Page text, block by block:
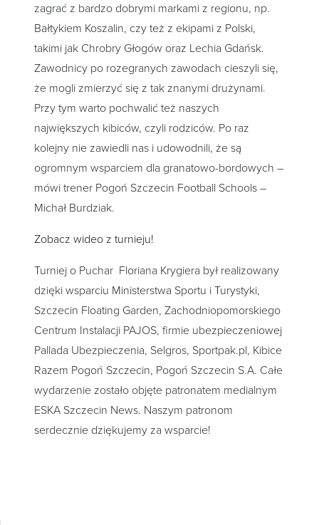
zagrać z bardzo dobrymi markami z regionu, np.
Bałtykiem Koszalin, czy też z ekipami z Polski,
takimi jak Chrobry Głogów oraz Lechia Gdańsk.
Zawodnicy po rozegranych zawodach cieszyli się,
że mogli zmierzyć się z tak znanymi drużynami.
Przy tym warto pochwalić też naszych
największych kibiców, czyli rodziców. Po raz
kolejny nie zawiedli nas i udowodnili, że są
ogromnym wsparciem dla granatowo-bordowych –
mówi trener Pogoń Szczecin Football Schools –
Michał Burdziak.
Zobacz wideo z turnieju!
Turniej o Puchar Floriana Krygiera był realizowany
dzięki wsparciu Ministerstwa Sportu i Turystyki,
Szczecin Floating Garden, Zachodniopomorskiego
Centrum Instalacji PAJOS, firmie ubezpieczeniowej
Pallada Ubezpieczenia, Selgros, Sportpak.pl, Kibice
Razem Pogoń Szczecin, Pogoń Szczecin S.A. Całe
wydarzenie zostało objęte patronatem medialnym
ESKA Szczecin News. Naszym patronom
serdecznie dziękujemy za wsparcie!